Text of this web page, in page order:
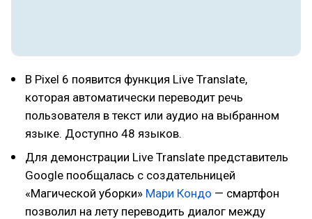
В Pixel 6 появится функция Live Translate,
которая автоматически переводит речь
пользователя в текст или аудио на выбранном
языке. Доступно 48 языков.
Для демонстрации Live Translate представитель
Google пообщалась с создательницей
«Магической уборки» Мари Кондо — смартфон
позволил на лету переводить диалог между